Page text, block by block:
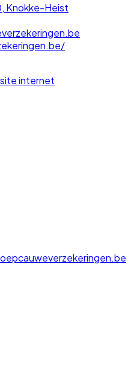
Knokke-Heist
internet